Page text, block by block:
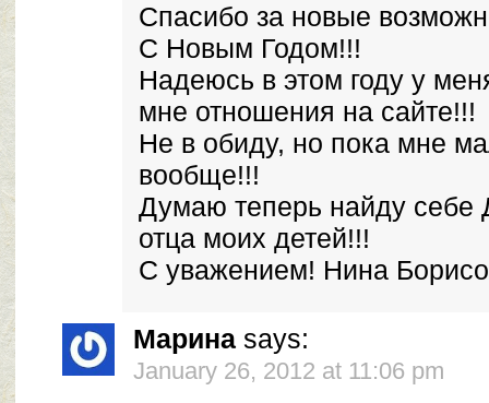
Спасибо за новые
С Новым Годом!!!
Надеюсь в этом году у
мне отношения на сайте!!!
Не в обиду, но пока мне
вообще!!!
Думаю теперь найду себе
отца моих детей!!!
С уважением! Нина
Марина says:
January 26, 2012 at 11:06 pm